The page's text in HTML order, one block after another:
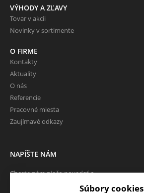
VÝHODY A ZĽAVY
Tovar v akcii
Novinky v sortimente
O FIRME
Kontakty
Aktuality
O nás
Referencie
Pracovné miesta
Zaujímavé odkazy
NAPÍŠTE NÁM
Chcete nám niečo povedať o
shope? Neváhajte napísať.Súbory cookies